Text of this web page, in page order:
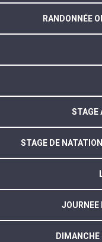
RANDONNÉE
STAGE
STAGE DE
JOURNEE
DIMANCHE